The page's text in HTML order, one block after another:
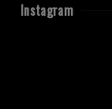
Instagram